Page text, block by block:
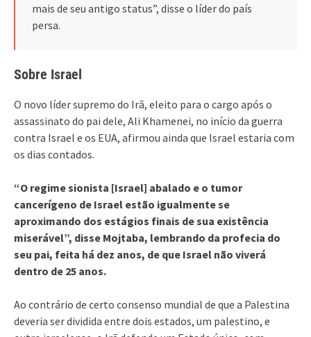
mais de seu antigo status”, disse o líder do país
persa.
Sobre Israel
O novo líder supremo do Irã, eleito para o cargo após o
assassinato do pai dele, Ali Khamenei, no início da guerra
contra Israel e os EUA, afirmou ainda que Israel estaria com
os dias contados.
“O regime sionista [Israel] abalado e o tumor
cancerígeno de Israel estão igualmente se
aproximando dos estágios finais de sua existência
miserável”, disse Mojtaba, lembrando da profecia do
seu pai, feita há dez anos, de que Israel não viverá
dentro de 25 anos.
Ao contrário de certo consenso mundial de que a Palestina
deveria ser dividida entre dois estados, um palestino, e